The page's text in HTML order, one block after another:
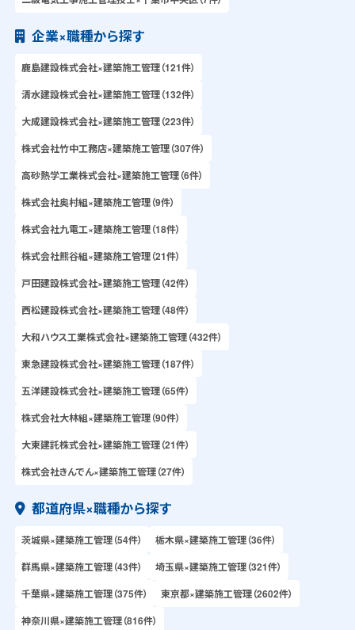
企業×職種から探す
鹿島建設株式会社×建築施工管理（121件）
清水建設株式会社×建築施工管理（132件）
大成建設株式会社×建築施工管理（223件）
株式会社竹中工務店×建築施工管理（307件）
高砂熱学工業株式会社×建築施工管理（6件）
株式会社奥村組×建築施工管理（9件）
株式会社九電工×建築施工管理（18件）
株式会社熊谷組×建築施工管理（21件）
戸田建設株式会社×建築施工管理（42件）
西松建設株式会社×建築施工管理（48件）
大和ハウス工業株式会社×建築施工管理（432件）
東急建設株式会社×建築施工管理（187件）
五洋建設株式会社×建築施工管理（65件）
株式会社大林組×建築施工管理（90件）
大東建託株式会社×建築施工管理（21件）
株式会社きんでん×建築施工管理（27件）
都道府県×職種から探す
茨城県×建築施工管理（54件）
栃木県×建築施工管理（36件）
群馬県×建築施工管理（43件）
埼玉県×建築施工管理（321件）
千葉県×建築施工管理（375件）
東京都×建築施工管理（2602件）
神奈川県×建築施工管理（816件）